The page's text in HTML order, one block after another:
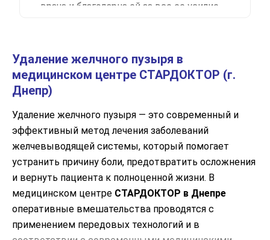
врача и благодарна ей за все ее усилие
Удаление желчного пузыря в
медицинском центре СТАРДОКТОР (г.
Днепр)
Удаление желчного пузыря — это современный и
эффективный метод лечения заболеваний
желчевыводящей системы, который помогает
устранить причину боли, предотвратить осложнения
и вернуть пациента к полноценной жизни. В
медицинском центре СТАРДОКТОР в Днепре
оперативные вмешательства проводятся с
применением передовых технологий и в